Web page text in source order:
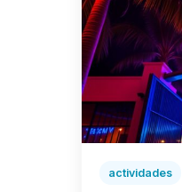
actividades